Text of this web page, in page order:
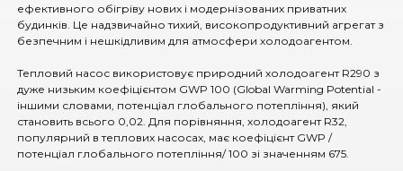
ефективного обігріву нових і модернізованих приватних
будинків. Це надзвичайно тихий, високопродуктивний агрегат з
безпечним і нешкідливим для атмосфери холодоагентом.
Тепловий насос використовує природний холодоагент R290 з
дуже низьким коефіцієнтом GWP 100 (Global Warming Potential -
іншими словами, потенціал глобального потепління), який
становить всього 0,02. Для порівняння, холодоагент R32,
популярний в теплових насосах, має коефіцієнт GWP /
потенціал глобального потепління/ 100 зі значенням 675.